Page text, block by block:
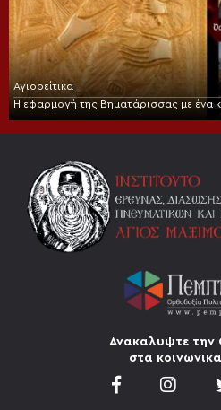
Αγιορείτικα
Η εφαρμογή της Βηματάρισσας με ένα
Ανακαλυψτε την
στα